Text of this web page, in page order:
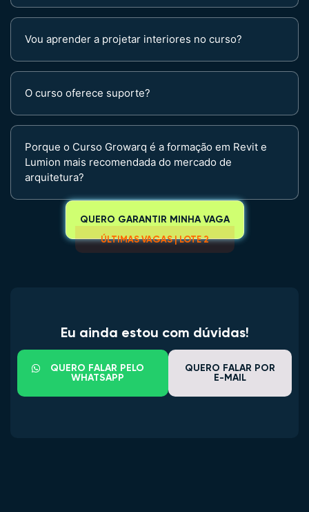
Vou aprender a projetar interiores no curso?
O curso oferece suporte?
Porque o Curso Growarq é a formação em Revit e
Lumion mais recomendada do mercado de
arquitetura?
QUERO GARANTIR MINHA VAGA
ÚLTIMAS VAGAS | LOTE 2
Eu ainda estou com dúvidas!
QUERO FALAR PELO
WHATSAPP
QUERO FALAR POR
E-MAIL